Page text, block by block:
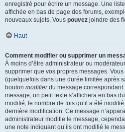
enregistré pour écrire un message. Une
affichée en bas de page des forums,
nouveaux sujets, Vous pouvez joindre des
Haut
Comment modifier ou supprimer un
À moins d’être administrateur ou
supprimer que vos propres messages.
(quelquefois dans une durée limitée après
bouton modifierdu message
message, un petit texte s’affichera en bas
modifié, le nombre de fois qu’il a été
dernière modification. Ce message
administrateur modifie le message,
une note indiquant qu’ils ont modifié le